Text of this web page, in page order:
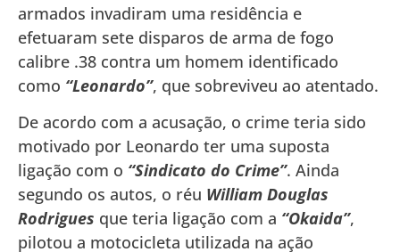
armados invadiram uma residência e
efetuaram sete disparos de arma de fogo
calibre .38 contra um homem identificado
como “Leonardo”, que sobreviveu ao atentado.
De acordo com a acusação, o crime teria sido
motivado por Leonardo ter uma suposta
ligação com o “Sindicato do Crime”. Ainda
segundo os autos, o réu William Douglas
Rodrigues que teria ligação com a “Okaida”,
pilotou a motocicleta utilizada na ação